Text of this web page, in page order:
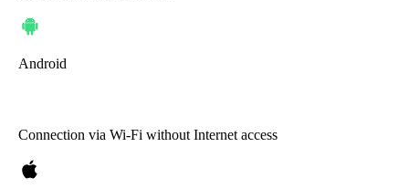
Android
Connection via Wi-Fi without Internet access